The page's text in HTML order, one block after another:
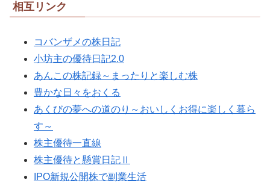
相互リンク
コバンザメの株日記
小坊主の優待日記2.0
あんこの株記録～まったりと楽しむ株
豊かな日々をおくる
あくびの夢への道のり～おいしくお得に楽しく暮ら
す～
株主優待一直線
株主優待と懸賞日記Ⅱ
IPO新規公開株で副業生活